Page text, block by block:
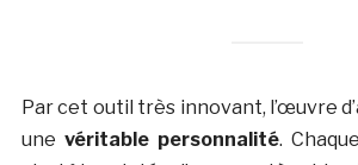
Par cet outil très innovant, l’œuvre
une véritable personnalité.